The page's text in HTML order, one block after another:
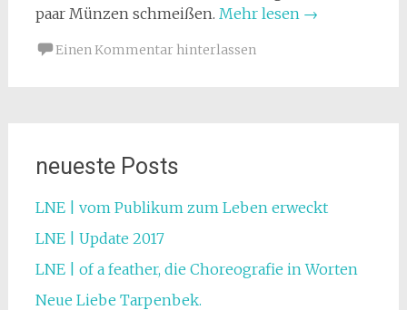
paar Münzen schmeißen. Mehr lesen →
Einen Kommentar hinterlassen
neueste Posts
LNE | vom Publikum zum Leben erweckt
LNE | Update 2017
LNE | of a feather, die Choreografie in Worten
Neue Liebe Tarpenbek.